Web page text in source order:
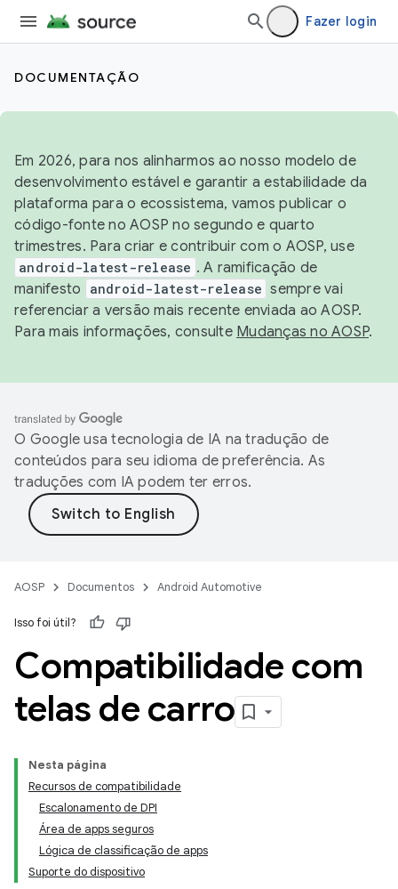
Fazer login
DOCUMENTAÇÃO
Em 2026, para nos alinharmos ao nosso modelo de
desenvolvimento estável e garantir a estabilidade da
plataforma para o ecossistema, vamos publicar o
código-fonte no AOSP no segundo e quarto
trimestres. Para criar e contribuir com o AOSP, use
android-latest-release . A ramificação de
manifesto
android-latest-release sempre vai
referenciar a versão mais recente enviada ao AOSP.
Para mais informações, consulte Mudanças no AOSP.
O Google usa tecnologia de IA na tradução de
conteúdos para seu idioma de preferência. As
traduções com IA podem ter erros.
AOSP Documentos Android Automotive
Isso foi útil?
Compatibilidade com
telas de carro
Nesta página
Recursos de compatibilidade
Escalonamento de DPI
Área de apps seguros
Lógica de classificação de apps
Suporte do dispositivo